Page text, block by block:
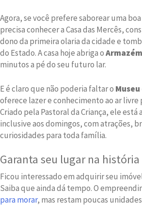
Agora, se você prefere saborear uma
precisa conhecer a Casa das Mercês,
dono da primeira olaria da cidade e
do Estado. A casa hoje abriga o
minutos a pé do seu futuro lar.
E é claro que não poderia faltar o
oferece lazer e conhecimento ao ar livre
Criado pela Pastoral da Criança, ele
inclusive aos domingos, com atrações,
curiosidades para toda família.
Garanta seu lugar na história
Ficou interessado em adquirir seu
Saiba que ainda dá tempo. O
para morar, mas restam poucas